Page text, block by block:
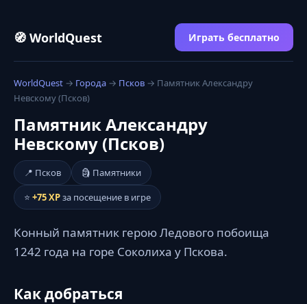
🧭 WorldQuest Играть бесплатно
WorldQuest → Города → Псков → Памятник Александру
Невскому (Псков)
Памятник Александру
Невскому (Псков)
📍 Псков
🗿 Памятники
⭐ +75 XPза посещение в игре
Конный памятник герою Ледового побоища
1242 года на горе Соколиха у Пскова.
Как добраться